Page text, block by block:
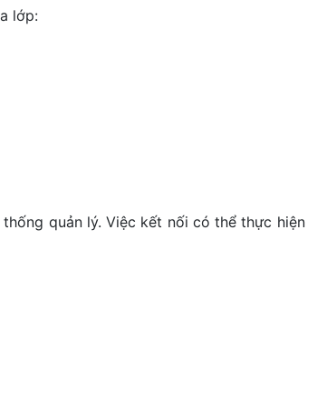
lớp:
quản lý. Việc kết nối có thể thực hiện